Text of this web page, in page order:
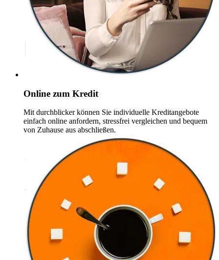
Online zum Kredit
Mit durchblicker können Sie individuelle Kreditangebote
einfach online anfordern, stressfrei vergleichen und bequem
von Zuhause aus abschließen.